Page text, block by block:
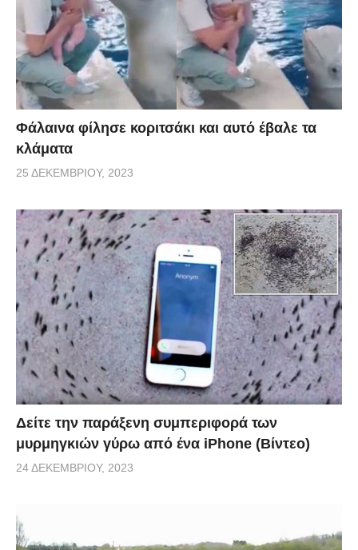
Φάλαινα φίλησε κοριτσάκι και αυτό έβαλε τα
κλάματα
25 ΔΕΚΕΜΒΡΊΟΥ, 2023
Δείτε την παράξενη συμπεριφορά των
μυρμηγκιών γύρω από ένα iPhone (Βίντεο)
24 ΔΕΚΕΜΒΡΊΟΥ, 2023